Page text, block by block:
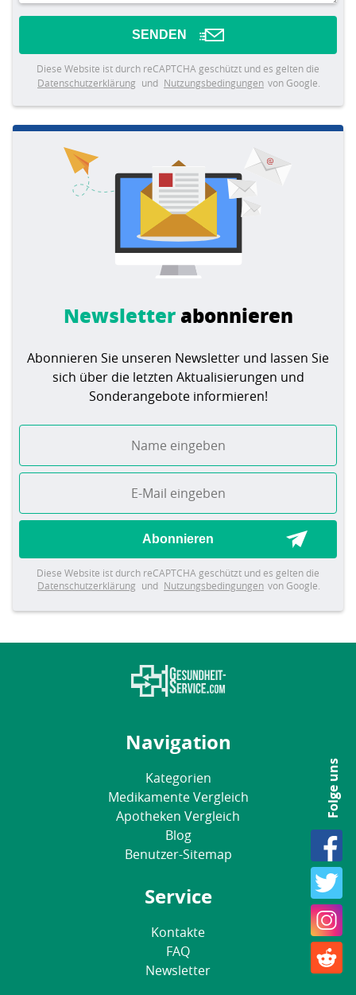
SENDEN
Diese Website ist durch reCAPTCHA geschützt und es gelten die
Datenschutzerklärung und Nutzungsbedingungen von Google.
Newsletterabonnieren
Abonnieren Sie unseren Newsletter und lassen Sie
sich über die letzten Aktualisierungen und
Sonderangebote informieren!
Abonnieren
Diese Website ist durch reCAPTCHA geschützt und es gelten die
Datenschutzerklärung und Nutzungsbedingungen von Google.
Navigation
Kategorien
Medikamente Vergleich
Apotheken Vergleich
Blog
Benutzer-Sitemap
Service
Kontakte
FAQ
Newsletter
Folge uns